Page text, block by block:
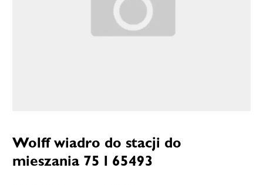
Wolff wiadro do stacji do
mieszania 75 l 65493